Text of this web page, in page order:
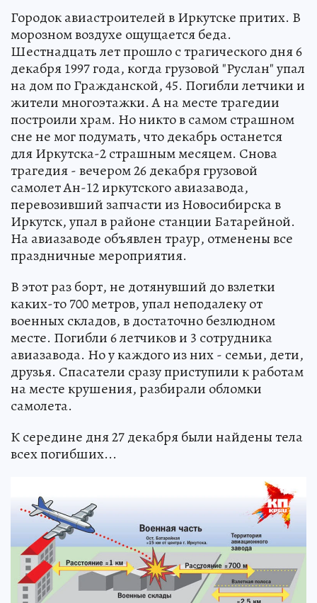
Городок авиастроителей в Иркутске притих. В
морозном воздухе ощущается беда.
Шестнадцать лет прошло с трагического дня 6
декабря 1997 года, когда грузовой "Руслан" упал
на дом по Гражданской, 45. Погибли летчики и
жители многоэтажки. А на месте трагедии
построили храм. Но никто в самом страшном
сне не мог подумать, что декабрь останется
для Иркутска-2 страшным месяцем. Снова
трагедия - вечером 26 декабря грузовой
самолет Ан-12 иркутского авиазавода,
перевозивший запчасти из Новосибирска в
Иркутск, упал в районе станции Батарейной.
На авиазаводе объявлен траур, отменены все
праздничные мероприятия.
В этот раз борт, не дотянувший до взлетки
каких-то 700 метров, упал неподалеку от
военных складов, в достаточно безлюдном
месте. Погибли 6 летчиков и 3 сотрудника
авиазавода. Но у каждого из них - семьи, дети,
друзья. Спасатели сразу приступили к работам
на месте крушения, разбирали обломки
самолета.
К середине дня 27 декабря были найдены тела
всех погибших...